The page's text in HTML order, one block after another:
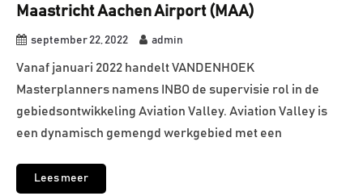
Maastricht Aachen Airport (MAA)
september 22, 2022 admin
Vanaf januari 2022 handelt VANDENHOEK
Masterplanners namens INBO de supervisie rol in de
gebiedsontwikkeling Aviation Valley. Aviation Valley is
een dynamisch gemengd werkgebied met een
Lees meer